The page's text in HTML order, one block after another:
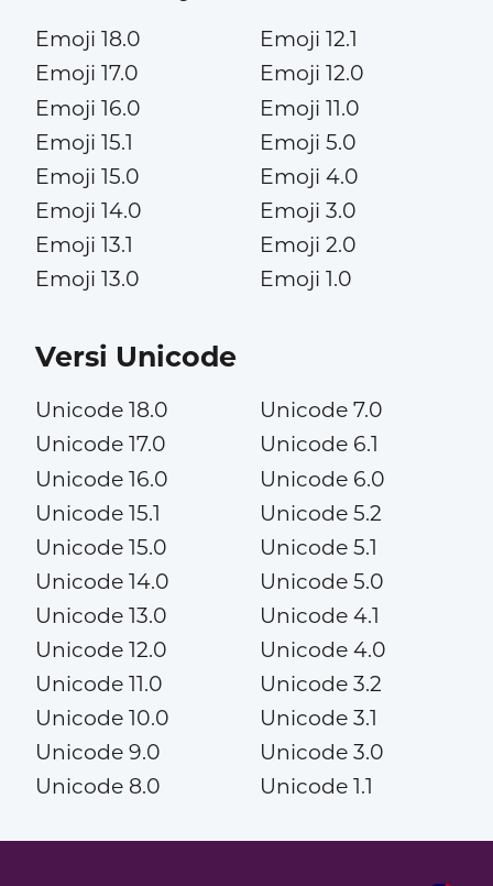
Emoji 18.0
Emoji 17.0
Emoji 16.0
Emoji 15.1
Emoji 15.0
Emoji 14.0
Emoji 13.1
Emoji 13.0
Emoji 12.1
Emoji 12.0
Emoji 11.0
Emoji 5.0
Emoji 4.0
Emoji 3.0
Emoji 2.0
Emoji 1.0
Versi Unicode
Unicode 18.0
Unicode 17.0
Unicode 16.0
Unicode 15.1
Unicode 15.0
Unicode 14.0
Unicode 13.0
Unicode 12.0
Unicode 11.0
Unicode 10.0
Unicode 9.0
Unicode 8.0
Unicode 7.0
Unicode 6.1
Unicode 6.0
Unicode 5.2
Unicode 5.1
Unicode 5.0
Unicode 4.1
Unicode 4.0
Unicode 3.2
Unicode 3.1
Unicode 3.0
Unicode 1.1